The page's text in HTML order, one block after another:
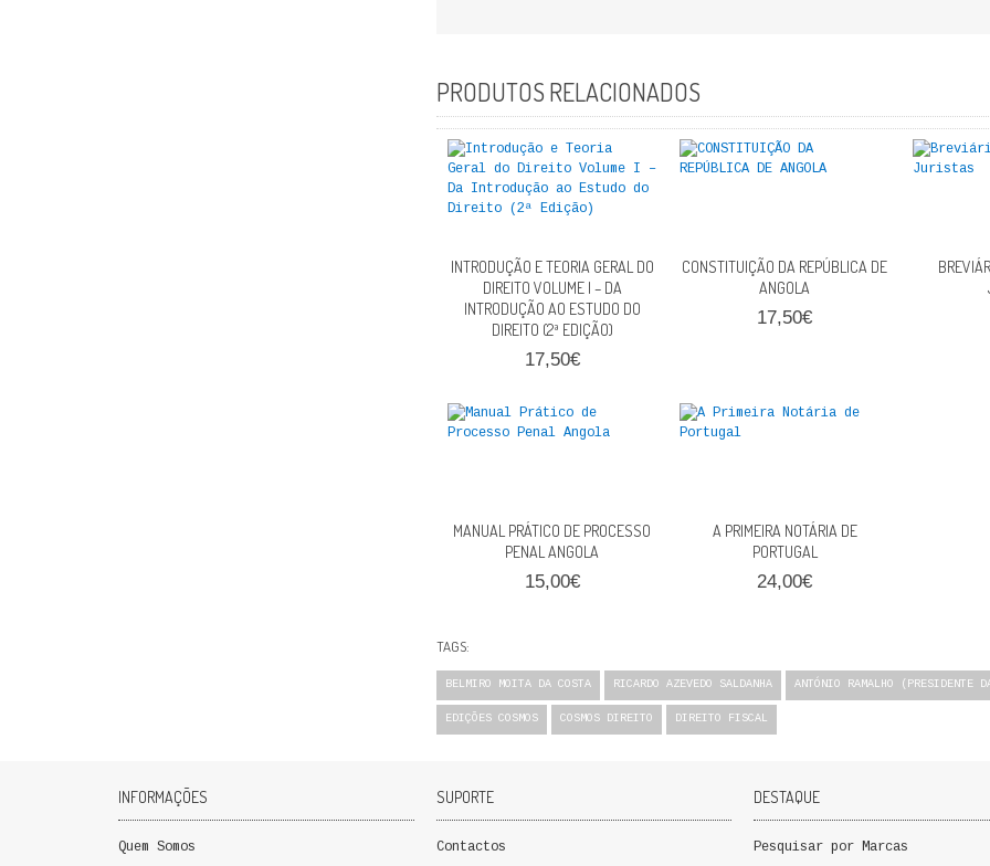
PRODUTOS RELACIONADOS
INTRODUÇÃO E TEORIA GERAL DO
DIREITO VOLUME I – DA
INTRODUÇÃO AO ESTUDO DO
DIREITO (2ª EDIÇÃO)
17,50€
CONSTITUIÇÃO DA REPÚBLICA DE
ANGOLA
17,50€
MANUAL PRÁTICO DE PROCESSO
PENAL ANGOLA
15,00€
A PRIMEIRA NOTÁRIA DE
PORTUGAL
24,00€
TAGS:
BELMIRO MOITA DA COSTA RICARDO AZEVEDO SALDANHA ANTÓNIO RAMALHO (PRESIDENTE
EDIÇÕES COSMOS COSMOS DIREITO DIREITO FISCAL
INFORMAÇÕES
Quem Somos
SUPORTE
Contactos
DESTAQUE
Pesquisar por Marcas